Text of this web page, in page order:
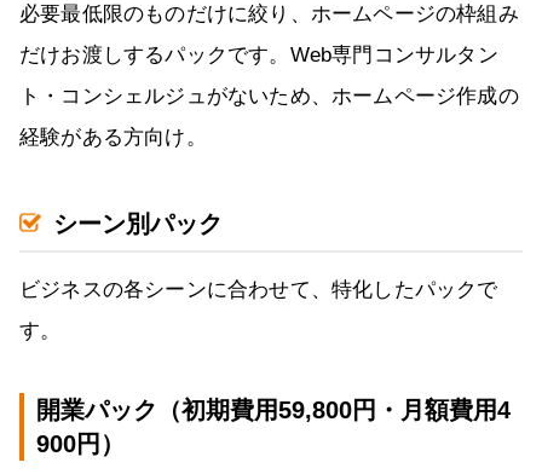
必要最低限のものだけに絞り、ホームページの枠組み
だけお渡しするパックです。Web専門コンサルタン
ト・コンシェルジュがないため、ホームページ作成の
経験がある方向け。
シーン別パック
ビジネスの各シーンに合わせて、特化したパックで
す。
開業パック（初期費用59,800円・月額費用4
900円）